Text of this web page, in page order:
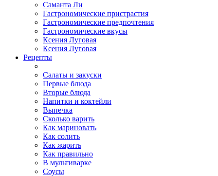
Саманта Ли
Гастрономические пристрастия
Гастрономические предпочтения
Гастрономические вкусы
Ксения Луговая
Ксения Луговая
Рецепты
Салаты и закуски
Первые блюда
Вторые блюда
Напитки и коктейли
Выпечка
Сколько варить
Как мариновать
Как солить
Как жарить
Как правильно
В мультиварке
Соусы